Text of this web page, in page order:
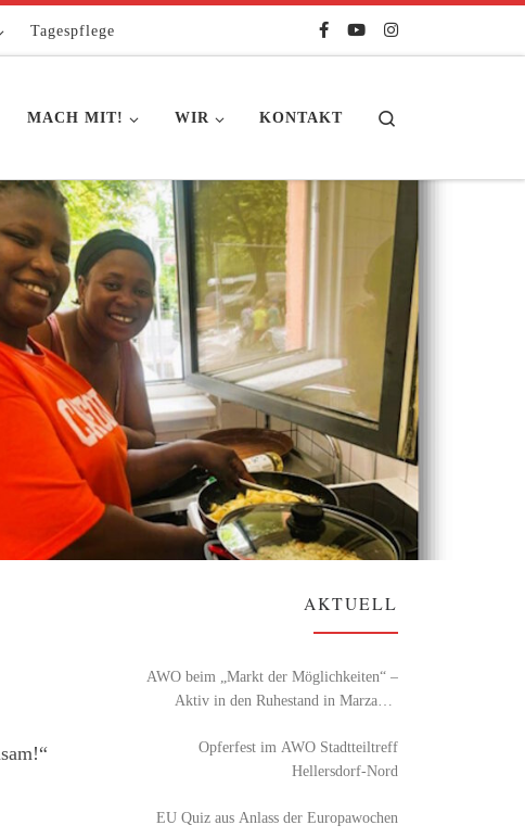
Tagespflege
MACH MIT! WIR KONTAKT
AKTUELL
AWO beim „Markt der Möglichkeiten“ –
Aktiv in den Ruhestand in Marzahn-
Opferfest im AWO Stadtteiltreff
Hellersdorf-Nord
EU Quiz aus Anlass der Europawochen